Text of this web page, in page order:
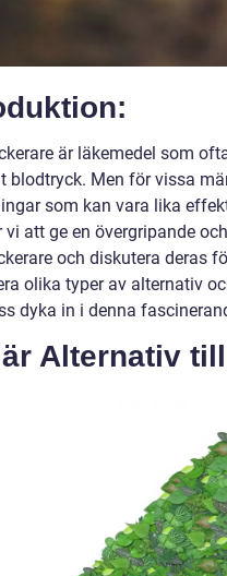
är läkemedel som
blodtryck. Men för vissa
som kan vara lika
vi att ge en övergripande
och diskutera deras
olika typer av alternativ
dyka in i denna
Alternativ